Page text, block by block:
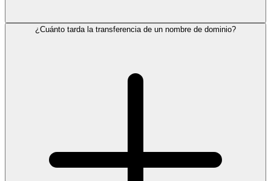
¿Cuánto tarda la transferencia de un nombre de dominio?